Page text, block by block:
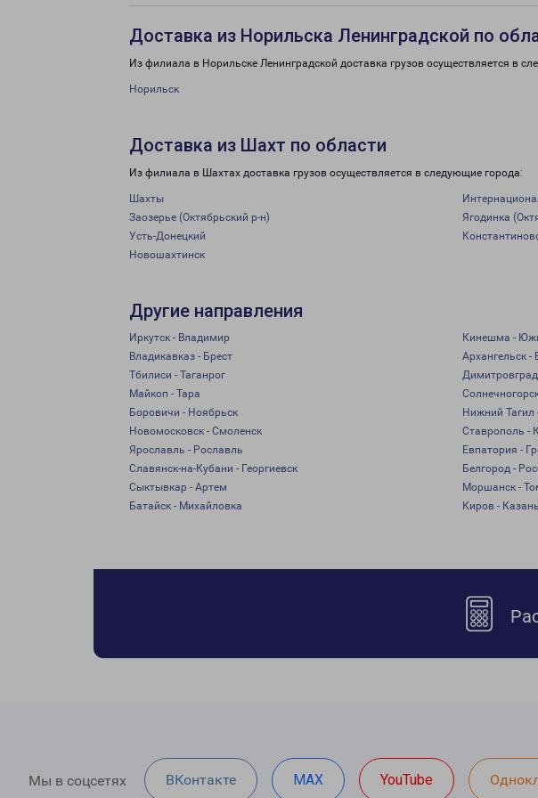
Доставка из Норильска Ленинградской по
Из филиала в Норильске Ленинградской доставка грузов осуществляется в
Норильск
Доставка из Шахт по области
Из филиала в Шахтах доставка грузов осуществляется в следующие города:
Шахты
Заозерье (Октябрьский р-н)
Ягодинка
Усть-Донецкий
Новошахтинск
Другие направления
Иркутск - Владимир Кинешма -
Владикавказ - Брест
Архангельск -
Тбилиси - Таганрог
Майкоп - Тара
Боровичи - Ноябрьск
Нижний Тагил
Новомосковск - Смоленск
Ставрополь -
Ярославль - Рославль
Евпатория -
Славянск-на-Кубани - Георгиевск
Белгород -
Сыктывкар - Артем
Моршанск -
Батайск - Михайловка
Киров - Казань
Мы в соцсетях ВКонтакте MAX YouTube